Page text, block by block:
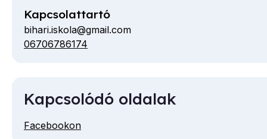
Kapcsolattartó
bihari.iskola@gmail.com
Telefon
06706786174
Kapcsolódó oldalak
Facebookon